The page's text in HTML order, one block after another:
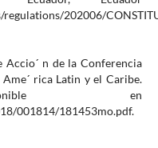
202006/
Accio´ n de la Conferencia
rica Latin y el Caribe.
en
001814/181453mo.pdf.